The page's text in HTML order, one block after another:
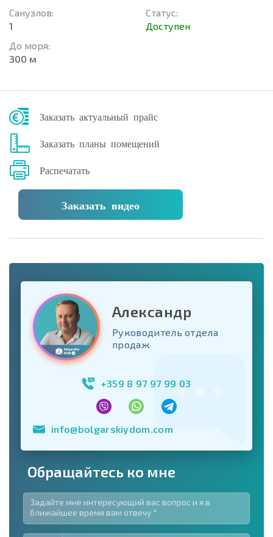
Санузлов:
1
До моря:
300 м
Статус:
Доступен
Заказать актуальный прайс
Заказать планы помещений
Распечатать
Заказать видео
Александр
Руководитель отдела
продаж
+359 8 97 97 99 03
info@bolgarskiydom.com
Обращайтесь ко мне